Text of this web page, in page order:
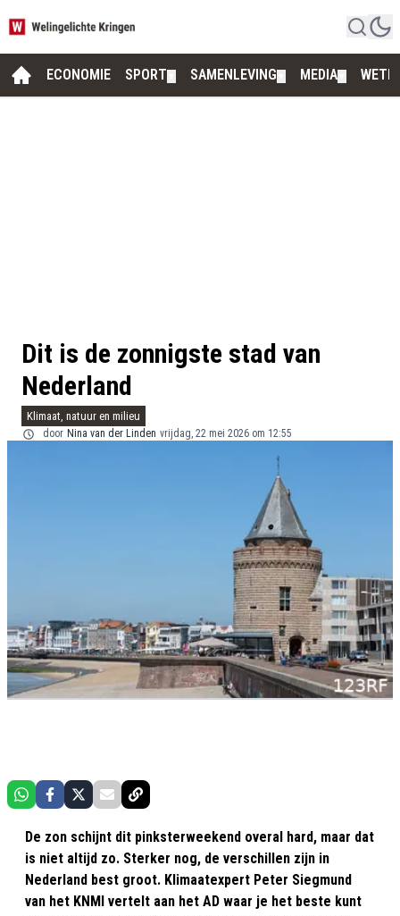
ECONOMIE SPORT SAMENLEVING MEDIA
Dit is de zonnigste stad van
Nederland
Klimaat, natuur en milieu
door Nina van der Linden vrijdag, 22 mei 2026 om 12:55
De zon schijnt dit pinksterweekend overal hard, maar dat
is niet altijd zo. Sterker nog, de verschillen zijn in
Nederland best groot. Klimaatexpert Peter Siegmund
van het KNMI vertelt aan het AD waar je het beste kunt